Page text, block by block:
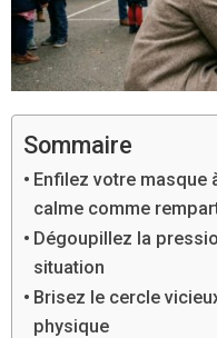
Sommaire
Enfilez votre masque
calme comme
Dégoupillez la
situation
Brisez le cercle
physique